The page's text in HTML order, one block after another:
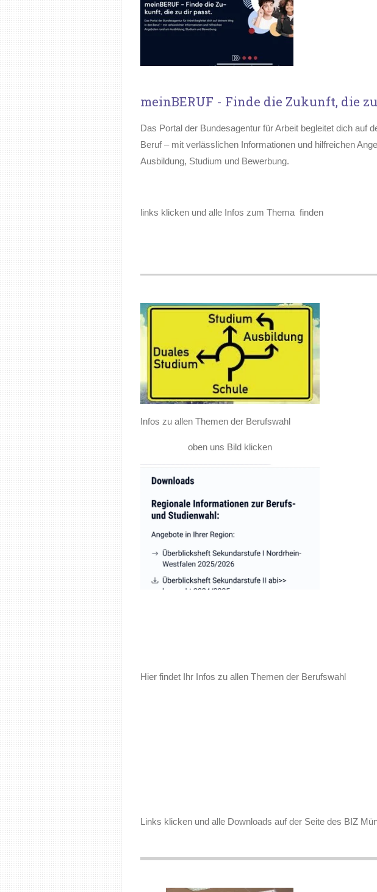
meinBERUF - Finde die Zukunft, die
Das Portal der Bundesagentur für Arbeit begleitet dich auf
Beruf – mit verlässlichen Informationen und hilfreichen
Ausbildung, Studium und Bewerbung.
links klicken und alle Infos zum Thema finden
Infos zu allen Themen der Berufswahl
oben uns Bild klicken
Hier findet Ihr Infos zu allen Themen der Berufswahl
Links klicken und alle Downloads auf der Seite des BIZ